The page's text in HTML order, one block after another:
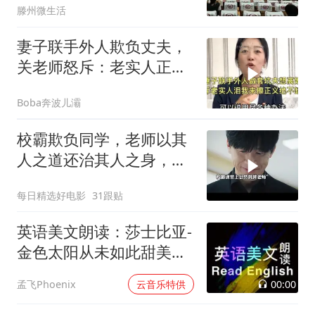
滕州微生活
妻子联手外人欺负丈夫，
关老师怒斥：老实人正义
Boba奔波儿灞
校霸欺负同学，老师以其
人之道还治其人之身，结
每日精选好电影 31跟贴
英语美文朗读：莎士比亚-
金色太阳从未如此甜美吻
孟飞Phoenix 云音乐特供 00:00